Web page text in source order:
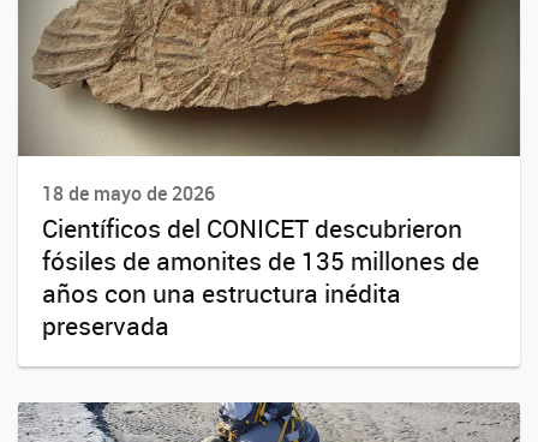
18 de mayo de 2026
Científicos del CONICET descubrieron
fósiles de amonites de 135 millones de
años con una estructura inédita
preservada